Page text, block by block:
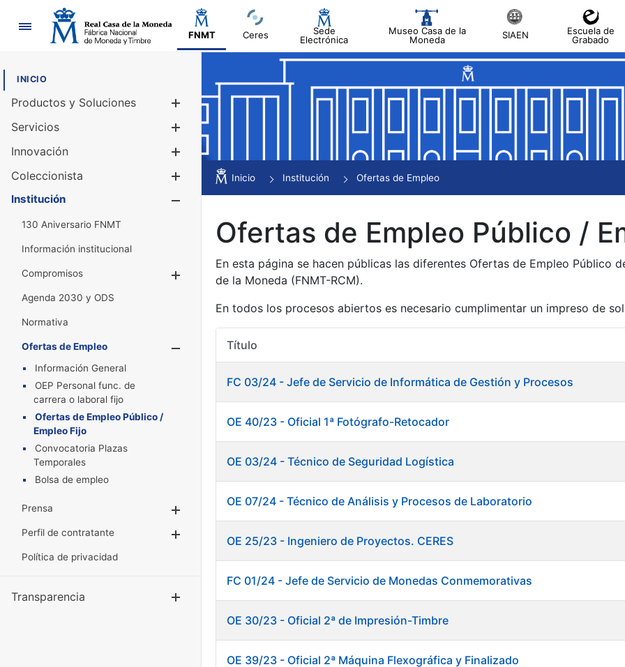
Navegación
FNMT Ceres
Sede
Electrónica
Museo Casa de la
Moneda
SIAEN
Escuela de
Grabado
INICIO
Productos y Soluciones
Mostrar/Ocultar
Servicios
Innovación
Coleccionista
Mostrar/Ocultar
Institución
130 Aniversario FNMT
Información institucional
Compromisos
Mostrar/Ocultar
Agenda 2030 y ODS
Normativa
Ofertas de Empleo
Mostrar/Ocultar
Información General
OEP Personal func. de
carrera o laboral fijo
Ofertas de Empleo Público /
Empleo Fijo
Convocatoria Plazas
Temporales
Bolsa de empleo
Prensa
Mostrar/Ocultar
Perfil de contratante
Mostrar/Ocultar
Política de privacidad
Transparencia Mostrar/Ocultar
Inicio Institución Ofertas de Empleo
Ofertas de Empleo Público /
En esta página se hacen públicas las diferentes Ofertas de Empleo Público
de la Moneda (FNMT-RCM).
En todos los procesos abiertos es necesario cumplimentar un impreso de
Título
FC 03/24 - Jefe de Servicio de Informática de Gestión y Procesos
OE 40/23 - Oficial 1ª Fotógrafo-Retocador
OE 03/24 - Técnico de Seguridad Logística
OE 07/24 - Técnico de Análisis y Procesos de Laboratorio
OE 25/23 - Ingeniero de Proyectos. CERES
FC 01/24 - Jefe de Servicio de Monedas Conmemorativas
OE 30/23 - Oficial 2ª de Impresión-Timbre
OE 39/23 - Oficial 2ª Máquina Flexográfica y Finalizado